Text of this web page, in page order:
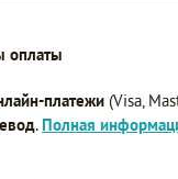
оплаты
платежи (Visa,
. Полная